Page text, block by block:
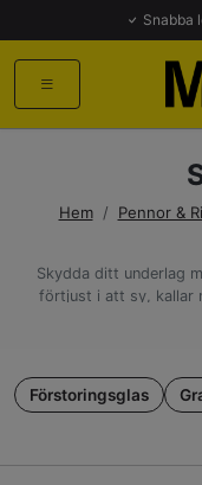
Snabba
Hem / Pennor &
Skydda ditt underlag
förtjust i att sy, kallar
skärmatta är även
Hos oss kan du
Förstoringsglas